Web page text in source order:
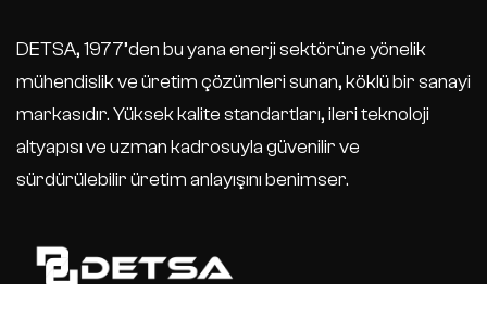
DETSA, 1977’den bu yana enerji sektörüne yönelik
mühendislik ve üretim çözümleri sunan, köklü bir sanayi
markasıdır. Yüksek kalite standartları, ileri teknoloji
altyapısı ve uzman kadrosuyla güvenilir ve
sürdürülebilir üretim anlayışını benimser.